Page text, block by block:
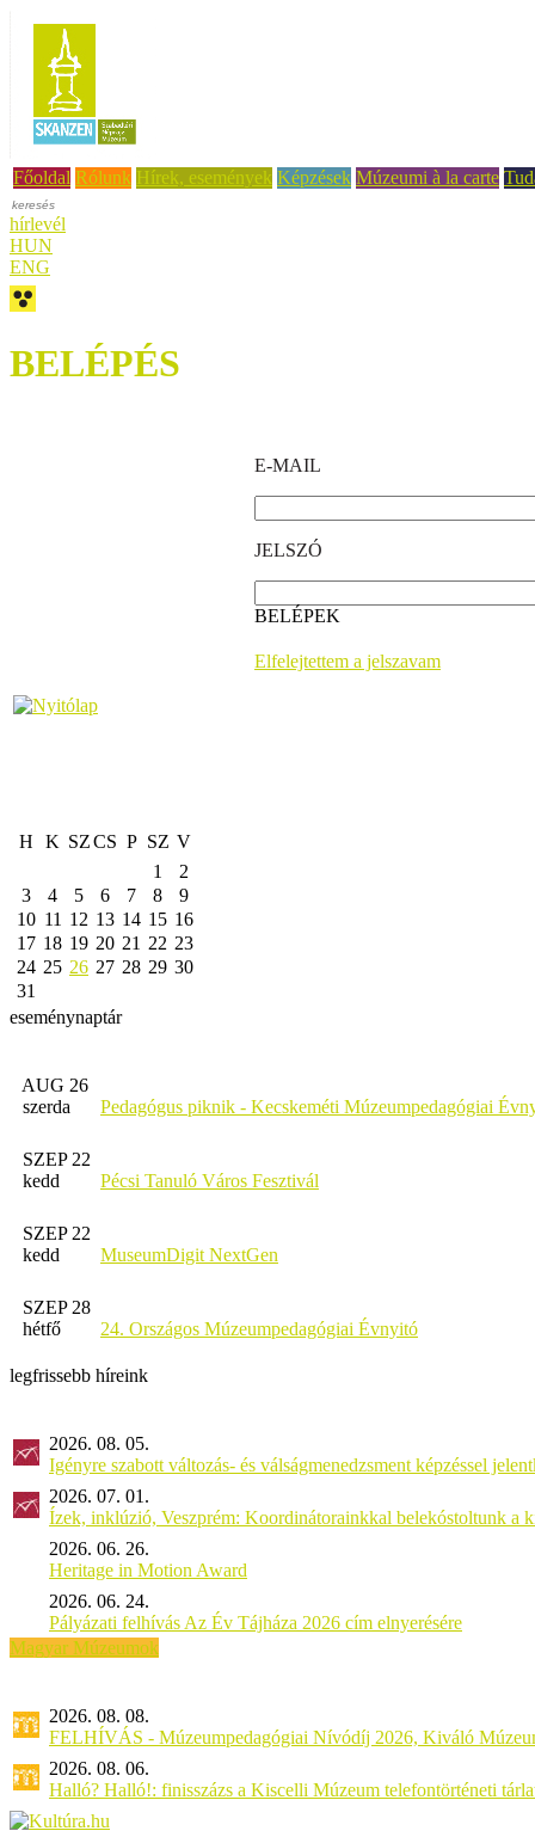
Főoldal Rólunk Hírek, események Képzések Múzeumi à la carte
hírlevél
HUN
ENG
BELÉPÉS
E-MAIL
JELSZÓ
BELÉPEK
Elfelejtettem a jelszavam
H K SZCS P SZ V
1
2
3
4 5 6 7 8
9
10 11 12 13 14 15 16
17 18 19 20 21 22 23
24 25 26 27 28 29 30
31
eseménynaptár
AUG 26
szerda
Pedagógus piknik - Kecskeméti Múzeumpedagógiai
SZEP 22
kedd
Pécsi Tanuló Város Fesztivál
SZEP 22
kedd
MuseumDigit NextGen
SZEP 28
hétfő
24. Országos Múzeumpedagógiai Évnyitó
legfrissebb híreink
2026. 08. 05.
Igényre szabott változás- és válságmenedzsment képzéssel
2026. 07. 01.
Ízek, inklúzió, Veszprém: Koordinátorainkkal belekóstoltunk a
2026. 06. 26.
Heritage in Motion Award
2026. 06. 24.
Pályázati felhívás Az Év Tájháza 2026 cím elnyerésére
Magyar Múzeumok
2026. 08. 08.
FELHÍVÁS - Múzeumpedagógiai Nívódíj 2026, Kiváló
2026. 08. 06.
Halló? Halló!: finisszázs a Kiscelli Múzeum telefontörténeti